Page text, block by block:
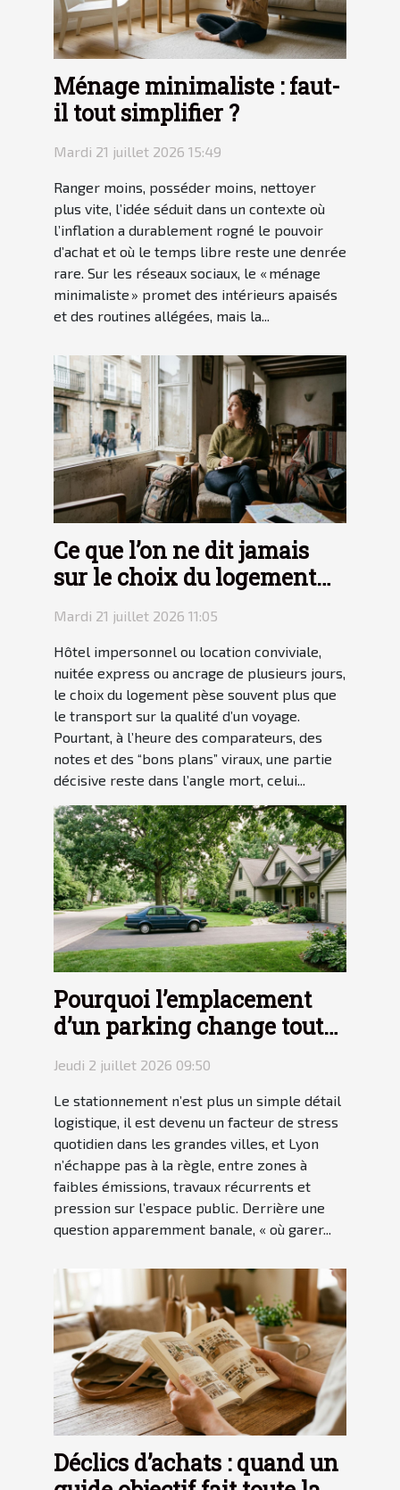
Ménage minimaliste : faut-
il tout simplifier ?
Mardi 21 juillet 2026 15:49
Ranger moins, posséder moins, nettoyer
plus vite, l’idée séduit dans un contexte où
l’inflation a durablement rogné le pouvoir
d’achat et où le temps libre reste une denrée
rare. Sur les réseaux sociaux, le « ménage
minimaliste » promet des intérieurs apaisés
et des routines allégées, mais la...
Ce que l’on ne dit jamais
sur le choix du logement
Mardi 21 juillet 2026 11:05
Hôtel impersonnel ou location conviviale,
nuitée express ou ancrage de plusieurs jours,
le choix du logement pèse souvent plus que
le transport sur la qualité d’un voyage.
Pourtant, à l’heure des comparateurs, des
notes et des “bons plans” viraux, une partie
décisive reste dans l’angle mort, celui...
Pourquoi l’emplacement
d’un parking change tout
pour votre tranquillité
Jeudi 2 juillet 2026 09:50
Le stationnement n’est plus un simple détail
logistique, il est devenu un facteur de stress
quotidien dans les grandes villes, et Lyon
n’échappe pas à la règle, entre zones à
faibles émissions, travaux récurrents et
pression sur l’espace public. Derrière une
question apparemment banale, « où garer...
Déclics d’achats : quand un